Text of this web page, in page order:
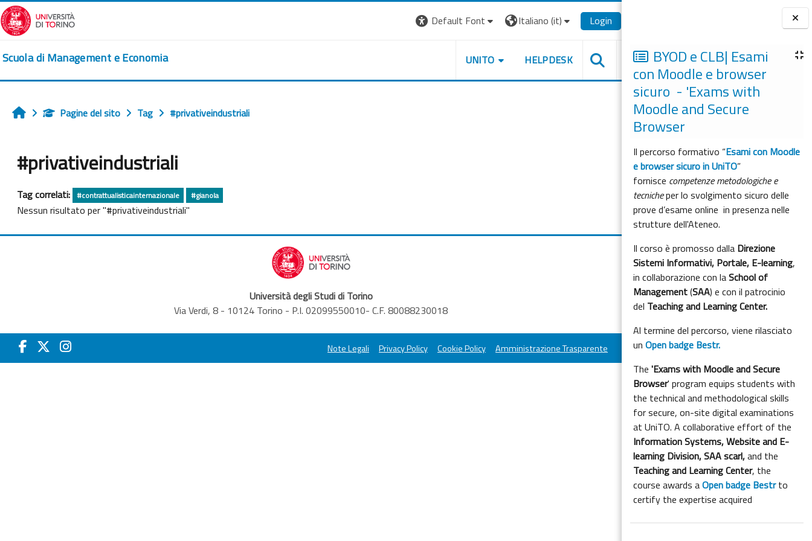
Vai al contenuto principale
Blocchi
BYOD e CLB| Esami
con Moodle e browser
sicuro - 'Exams with
Moodle and Secure
Browser
Il percorso formativo “Esami con Moodle
e browser sicuro in UniTO”
fornisce competenze metodologiche e
tecnicheper lo svolgimento sicuro delle
prove d’esame online in presenza nelle
strutture dell'Ateneo.
Il corso è promosso dalla Direzione
Sistemi Informativi, Portale, E-learning,
in collaborazione con laSchool of
Management(SAA) e con il patrocinio
del Teaching and Learning Center.
Al termine del percorso, viene rilasciato
unOpen badge Bestr.
The'Exams with Moodle and Secure
Browser' program equips students with
the technical and methodological skills
for secure, on-site digital examinations
at UniTO. A collaborative effort of the
Information Systems, Website and E-
learning Division,SAA scarl,and the
Teaching and Learning Center, the
course awards aOpen badge Bestrto
certify the expertise acquired
Default Font Italiano ‎(it)‎ Login
Scuola di Management e Economia UNITO HELPDESK
HomePagine del sito Tag #privativeindustriali
#privativeindustriali
Tag correlati: #contrattualisticainternazionale #gianola
Nessun risultato per "#privativeindustriali"
Università degli Studi di Torino
Via Verdi, 8 - 10124 Torino - P.I. 02099550010- C.F. 80088230018
Note Legali Privacy Policy Cookie Policy Amministrazione Trasparente